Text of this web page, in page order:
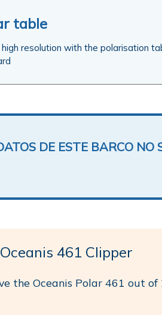
table
high resolution with the polarisation
DE ESTE BARCO
461 Clipper
the Oceanis Polar 461 out of